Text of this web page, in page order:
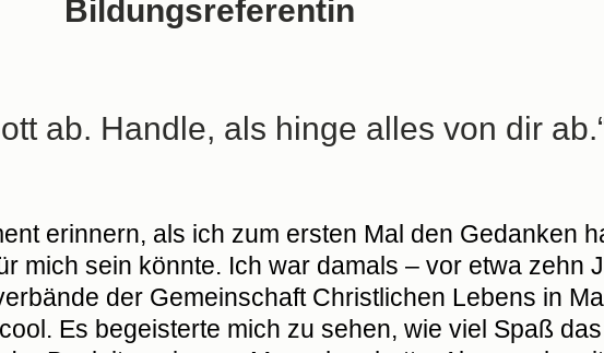
Bildungsreferentin
ab. Handle, als hinge alles von dir
erinnern, als ich zum ersten Mal den Gedanken
mich sein könnte. Ich war damals – vor etwa zehn
der Gemeinschaft Christlichen Lebens in
Es begeisterte mich zu sehen, wie viel Spaß